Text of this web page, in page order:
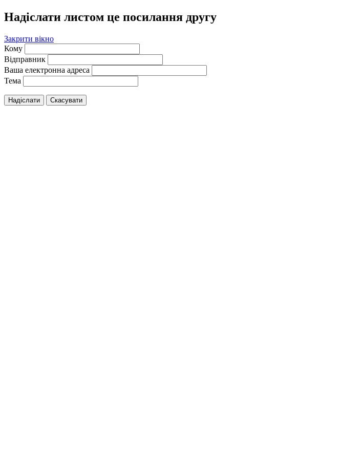
Надіслати листом це посилання другу
Закрити вікно
Кому
Відправник
Ваша електронна адреса
Тема
Надіслати Скасувати